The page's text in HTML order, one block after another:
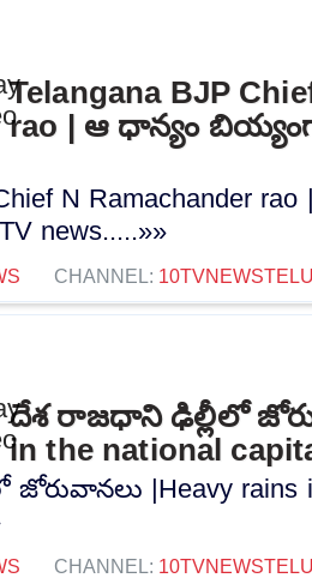
Telangana BJP
rao | ఆ ధాన్యం
N Ramachander
news.....»»
CHANNEL:
దేశ రాజధాని ఢిల్లీలో
in the national
|Heavy rains
CHANNEL: